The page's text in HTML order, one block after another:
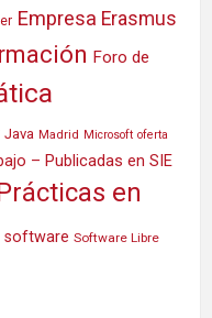
Empresa Erasmus
Foro de
Java Madrid Microsoft oferta
– Publicadas en SIE
en
software Software Libre